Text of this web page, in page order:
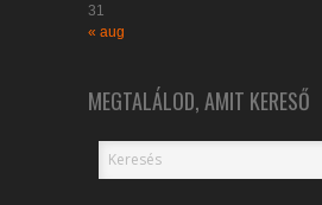
31
« aug
MEGTALÁLOD, AMIT KERESŐ